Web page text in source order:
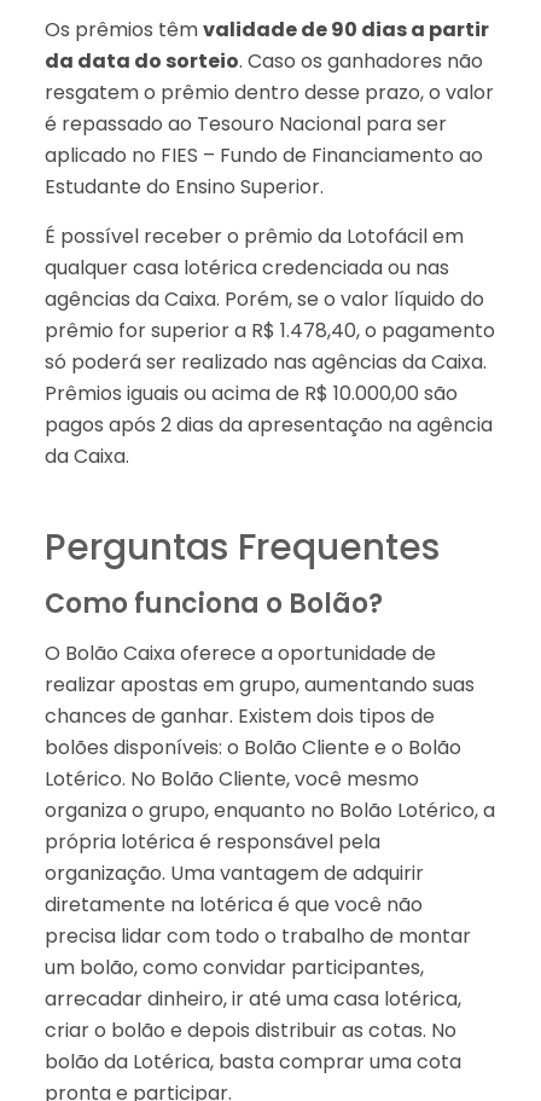
Os prêmios têmvalidade de 90 dias a partir
da data do sorteio. Caso os ganhadores não
resgatem o prêmio dentro desse prazo, o valor
é repassado ao Tesouro Nacional para ser
aplicado no FIES – Fundo de Financiamento ao
Estudante do Ensino Superior.
É possível receber o prêmio da Lotofácil em
qualquer casa lotérica credenciada ou nas
agências da Caixa. Porém, se o valor líquido do
prêmio for superior a R$ 1.478,40, o pagamento
só poderá ser realizado nas agências da Caixa.
Prêmios iguais ou acima de R$ 10.000,00 são
pagos após 2 dias da apresentação na agência
da Caixa.
Perguntas Frequentes
Como funciona o Bolão?
O Bolão Caixa oferece a oportunidade de
realizar apostas em grupo, aumentando suas
chances de ganhar. Existem dois tipos de
bolões disponíveis: o Bolão Cliente e o Bolão
Lotérico. No Bolão Cliente, você mesmo
organiza o grupo, enquanto no Bolão Lotérico, a
própria lotérica é responsável pela
organização. Uma vantagem de adquirir
diretamente na lotérica é que você não
precisa lidar com todo o trabalho de montar
um bolão, como convidar participantes,
arrecadar dinheiro, ir até uma casa lotérica,
criar o bolão e depois distribuir as cotas. No
bolão da Lotérica, basta comprar uma cota
pronta e participar.